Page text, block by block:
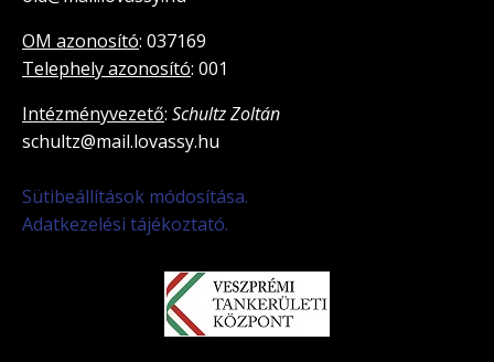
OM azonosító: 037169
Telephely azonosító: 001
Intézményvezető: Schultz Zoltán
schultz@mail.lovassy.hu
Sütibeállítások módosítása.
Adatkezelési tájékoztató.